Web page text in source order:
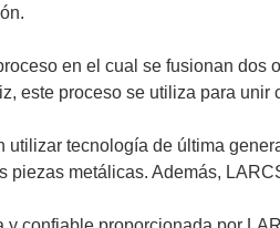
en el cual se fusionan
este proceso se utiliza para
utilizar tecnología de última
piezas metálicas. Además,